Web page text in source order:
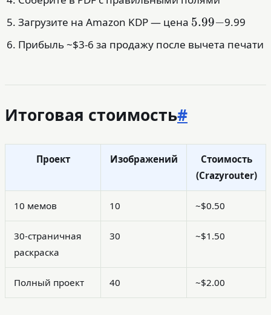
Загрузите на Amazon KDP — цена 5.99-
5.99−9.99
Прибыль ~$3-6 за продажу после вычета печати
Итоговая стоимость#
Проект Изображений
Стоимость
(Crazyrouter)
10 мемов 10 ~$0.50
30-страничная
раскраска
30 ~$1.50
Полный проект 40 ~$2.00